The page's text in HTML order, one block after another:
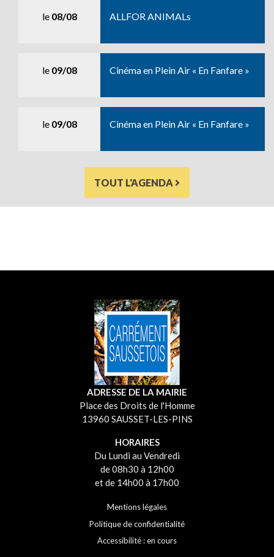
le 08/08 ALLFOR ANIMALs
le 09/08 Cinéma en Plein Air « En Fanfare »
le 09/08 Cinéma en Plein Air « En Fanfare »
TOUT L'AGENDA
ADRESSE DE LA MAIRIE
Place des Droits de l'Homme
13960 SAUSSET-LES-PINS
HORAIRES
Du Lundi au Vendredi
de 08h30 à 12h00
et de 14h00 à 17h00
Mentions légales
Politique de confidentialité
Accessibilité : en cours